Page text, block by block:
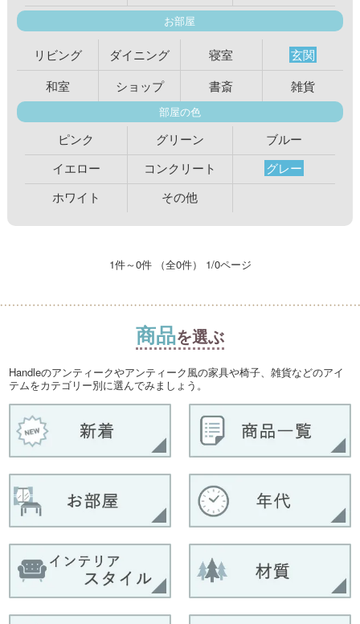
お部屋
リビング ダイニング 寝室
玄関
和室
ショップ 書斎 雑貨
部屋の色
ピンク グリーン
ブルー
イエロー
コンクリート
グレー
ホワイト
その他
1件～0件 （全0件） 1/0ページ
商品を選ぶ
Handleのアンティークやアンティーク風の家具や椅子、雑貨などのアイ
テムをカテゴリー別に選んでみましょう。